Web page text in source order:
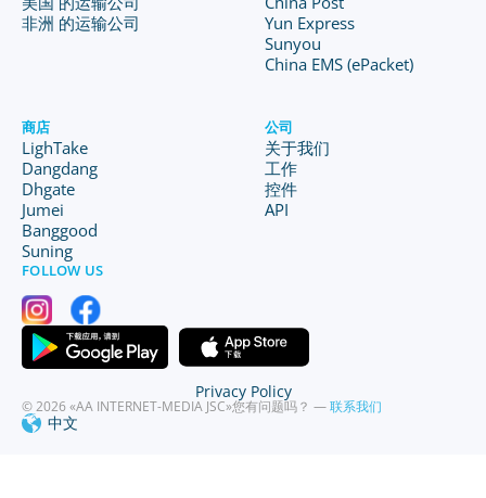
非洲 的运输公司
Yun Express
Sunyou
China EMS (ePacket)
商店
LighTake
Dangdang
Dhgate
Jumei
Banggood
Suning
公司
关于我们
工作
控件
API
FOLLOW US
© 2026 «AA INTERNET-MEDIA JSC»您有问题吗？ —联系我们
中文
Privacy Policy